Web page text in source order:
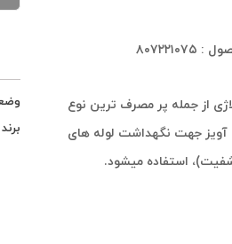
از جمله پر مصرف ترین نوع
آویز جهت نگهداشت لوله های
استفاده میشود.